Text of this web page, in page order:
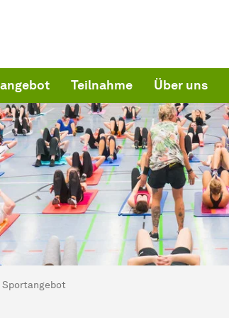
Teilnahme Über uns
hier:
Sportangebot